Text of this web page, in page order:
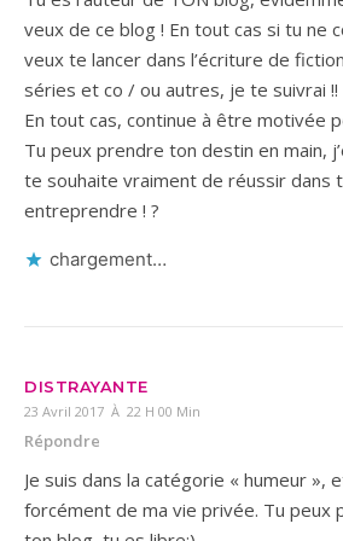
veux de ce blog ! En tout cas si tu ne
veux te lancer dans l’écriture de
séries et co / ou autres, je te suivrai !!
En tout cas, continue à être motivée
Tu peux prendre ton destin en main,
te souhaite vraiment de réussir dans
entreprendre ! ?
chargement…
DISTRAYANTE
23 Avril 2017 À 22 H 00 Min
Répondre
Je suis dans la catégorie « humeur »,
forcément de ma vie privée. Tu peux